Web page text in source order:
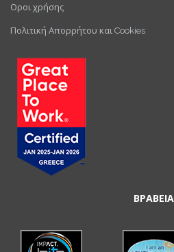
Οροι χρήσης
Πολιτική Απορρήτου και Cookies
ΒΡΑΒΕΙΑ